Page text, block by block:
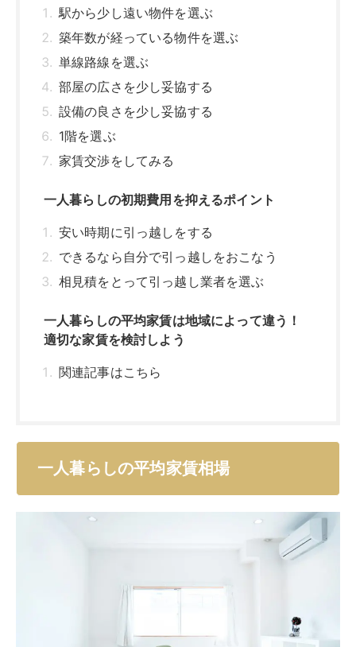
駅から少し遠い物件を選ぶ
築年数が経っている物件を選ぶ
単線路線を選ぶ
部屋の広さを少し妥協する
設備の良さを少し妥協する
1階を選ぶ
家賃交渉をしてみる
一人暮らしの初期費用を抑えるポイント
安い時期に引っ越しをする
できるなら自分で引っ越しをおこなう
相見積をとって引っ越し業者を選ぶ
一人暮らしの平均家賃は地域によって違う！
適切な家賃を検討しよう
関連記事はこちら
一人暮らしの平均家賃相場